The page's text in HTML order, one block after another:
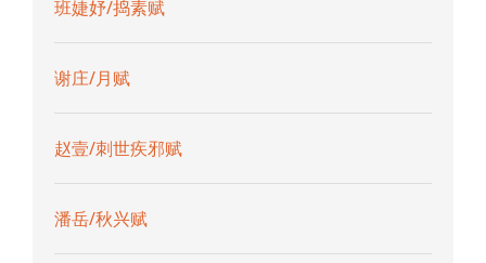
班婕妤/捣素赋
谢庄/月赋
赵壹/刺世疾邪赋
潘岳/秋兴赋